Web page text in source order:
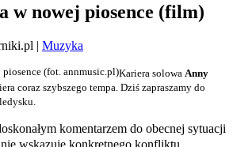
w nowej piosence (film)
| Muzyka
Kariera solowa Anny
coraz szybszego tempa. Dziś zapraszamy do
komentarzem do obecnej sytuacji
wskazuje konkretnego konfliktu,